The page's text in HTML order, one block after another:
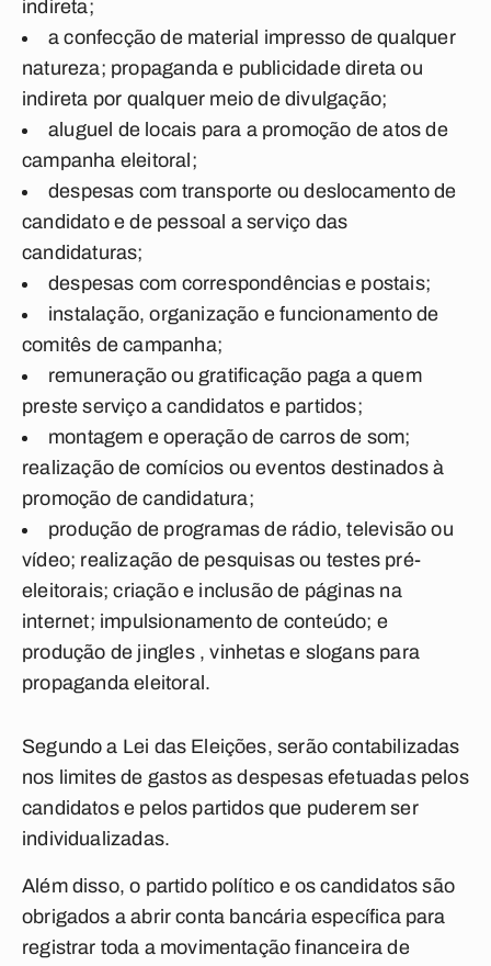
indireta;
a confecção de material impresso de qualquer
natureza; propaganda e publicidade direta ou
indireta por qualquer meio de divulgação;
aluguel de locais para a promoção de atos de
campanha eleitoral;
despesas com transporte ou deslocamento de
candidato e de pessoal a serviço das
candidaturas;
despesas com correspondências e postais;
instalação, organização e funcionamento de
comitês de campanha;
remuneração ou gratificação paga a quem
preste serviço a candidatos e partidos;
montagem e operação de carros de som;
realização de comícios ou eventos destinados à
promoção de candidatura;
produção de programas de rádio, televisão ou
vídeo; realização de pesquisas ou testes pré-
eleitorais; criação e inclusão de páginas na
internet; impulsionamento de conteúdo; e
produção de jingles , vinhetas e slogans para
propaganda eleitoral.
Segundo a Lei das Eleições, serão contabilizadas
nos limites de gastos as despesas efetuadas pelos
candidatos e pelos partidos que puderem ser
individualizadas.
Além disso, o partido político e os candidatos são
obrigados a abrir conta bancária específica para
registrar toda a movimentação financeira de